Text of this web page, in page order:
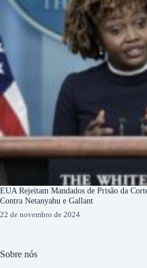
EUA Rejeitam Mandados de Prisão da
Contra Netanyahu e Gallant
22 de novembro de 2024
Sobre nós